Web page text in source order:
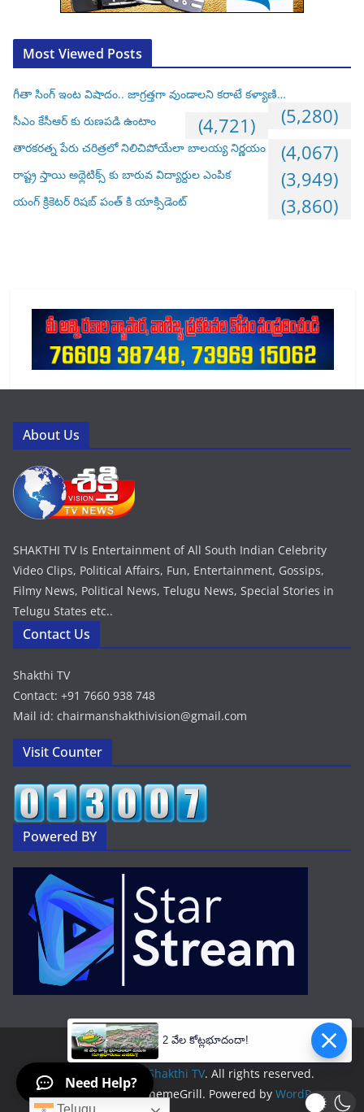
Most Viewed Posts
గీతా సింగ్ ఇంట విషాదం.. జాగ్రత్తగా వుండాలని కరాటే కళ్యాణి…
(5,280)
సీఎం కేసీఆర్ కు రుణపడి ఉంటాం (4,721)
తారకరత్న పేరు చరిత్రలో నిలిచిపోయేలా బాలయ్య నిర్ణయం (4,067)
రాష్ట్ర స్తాయి అథ్లెటిక్స్ కు బారువ విద్యార్దుల ఎంపిక (3,949)
యంగ్ క్రికెటర్ రిషబ్ పంత్ కి యాక్సిడెంట్ (3,860)
About Us
SHAKTHI TV Is Entertainment of All South Indian Celebrity
Video Clips, Political Affairs, Fun, Entertainment, Gossips,
Filmy News, Political News, Telugu News, Special Stories in
Telugu States etc..
Contact Us
Shakthi TV
Contact: +91 7660 938 748
Mail id: chairmanshakthivision@gmail.com
Visit Counter
Powered BY
Copyright © 2026Shakthi TV. All rights reserved.
Theme:
by ThemeGrill. Powered by WordPress .
Need Help?
2 వేల కోట్లభూదందా!